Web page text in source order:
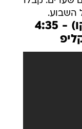
השבוע.
חואן פרז (בויאקה צ'יקו) - 4:35